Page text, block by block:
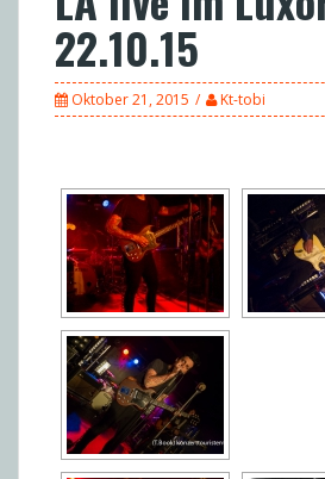
22.10.15
Oktober 21, 2015 Kt-tobi